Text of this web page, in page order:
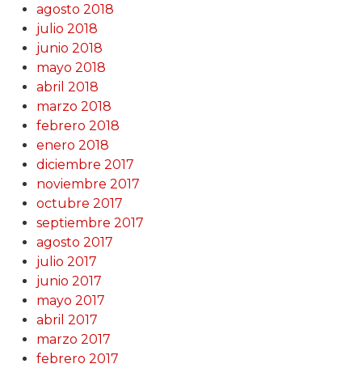
agosto 2018
julio 2018
junio 2018
mayo 2018
abril 2018
marzo 2018
febrero 2018
enero 2018
diciembre 2017
noviembre 2017
octubre 2017
septiembre 2017
agosto 2017
julio 2017
junio 2017
mayo 2017
abril 2017
marzo 2017
febrero 2017